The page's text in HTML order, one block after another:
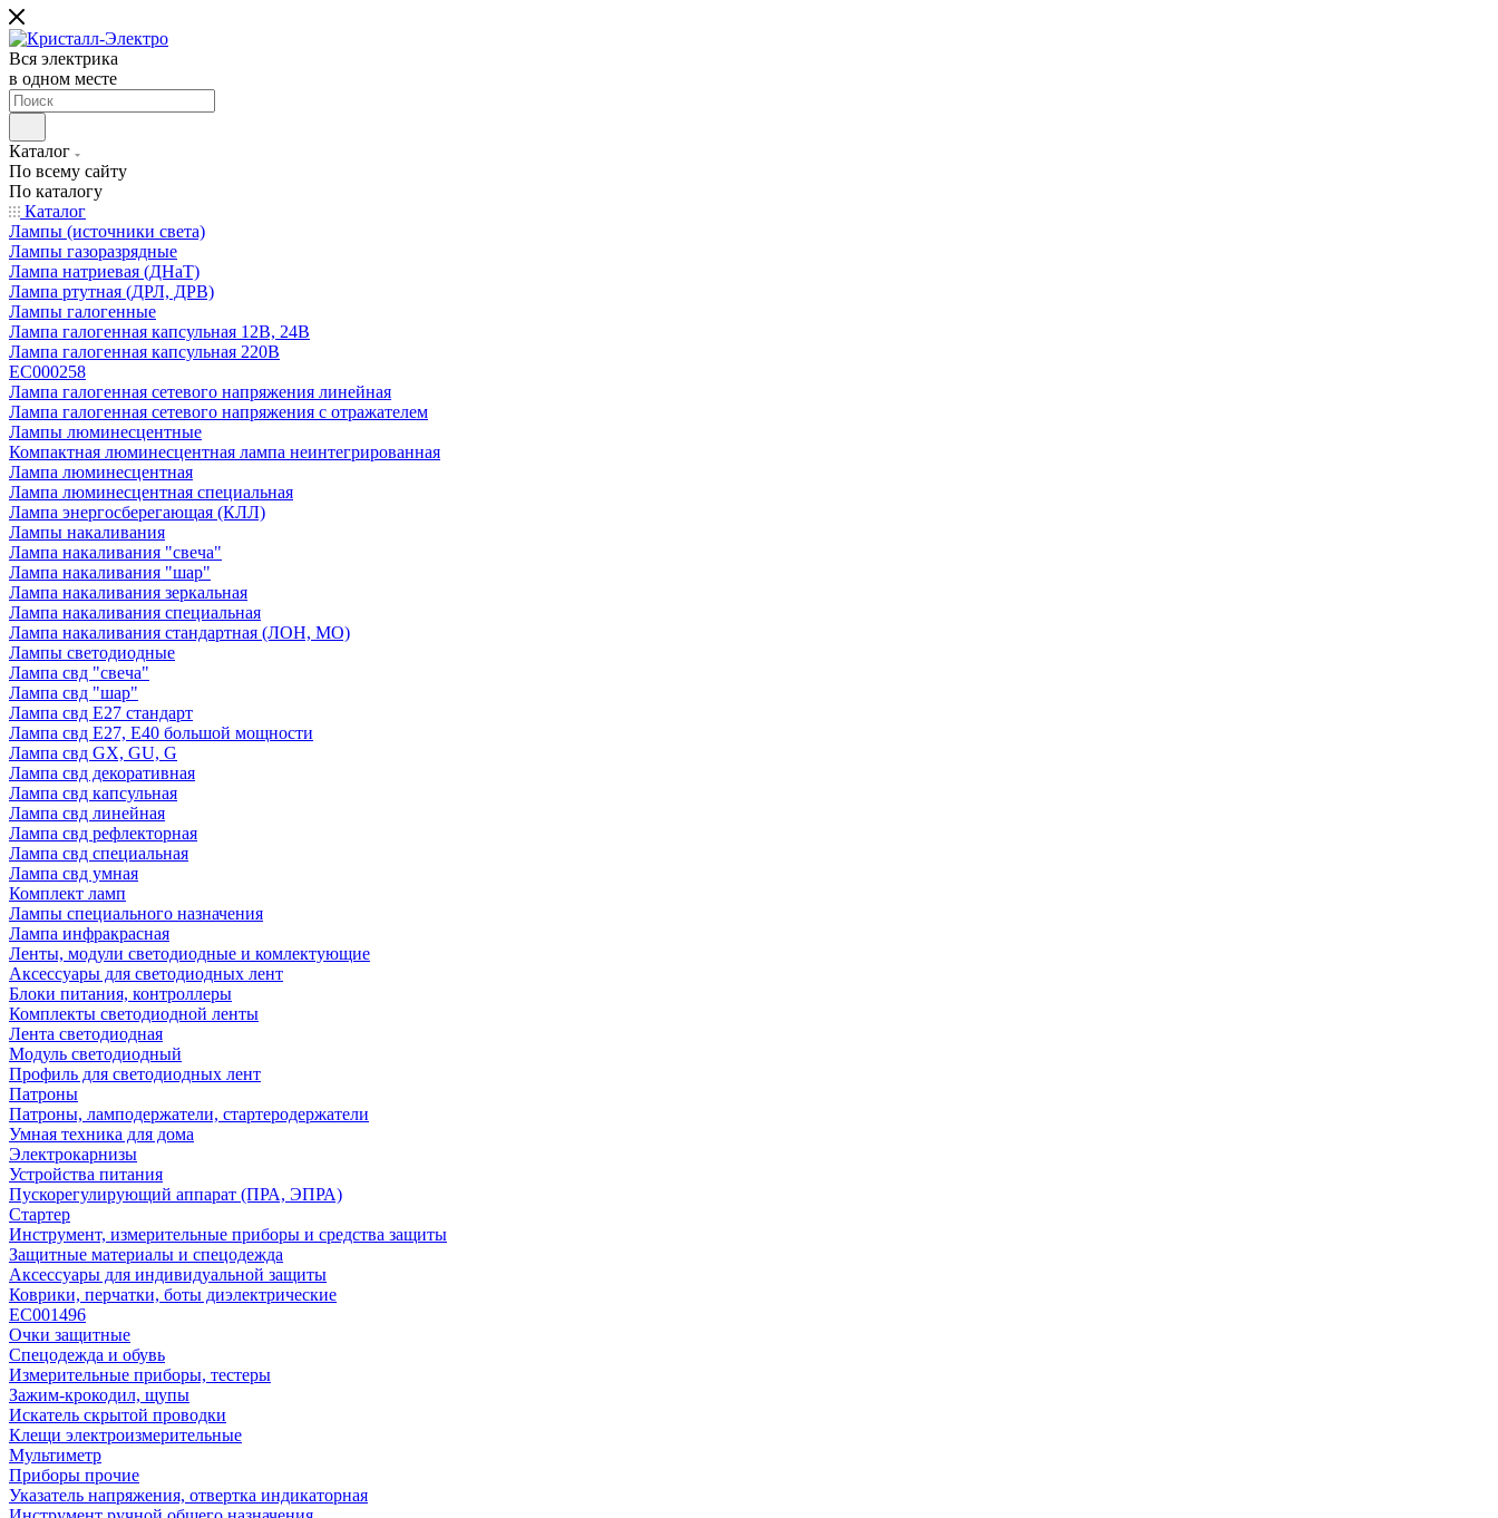
Вся электрика
в одном месте
Каталог
По всему сайту
По каталогу
Каталог
Лампы (источники света)
Лампы газоразрядные
Лампа натриевая (ДНаТ)
Лампа ртутная (ДРЛ, ДРВ)
Лампы галогенные
Лампа галогенная капсульная 12В, 24В
Лампа галогенная капсульная 220В
EC000258
Лампа галогенная сетевого напряжения линейная
Лампа галогенная сетевого напряжения с отражателем
Лампы люминесцентные
Компактная люминесцентная лампа неинтегрированная
Лампа люминесцентная
Лампа люминесцентная специальная
Лампа энергосберегающая (КЛЛ)
Лампы накаливания
Лампа накаливания "свеча"
Лампа накаливания "шар"
Лампа накаливания зеркальная
Лампа накаливания специальная
Лампа накаливания стандартная (ЛОН, МО)
Лампы светодиодные
Лампа свд "свеча"
Лампа свд "шар"
Лампа свд E27 стандарт
Лампа свд E27, Е40 большой мощности
Лампа свд GX, GU, G
Лампа свд декоративная
Лампа свд капсульная
Лампа свд линейная
Лампа свд рефлекторная
Лампа свд специальная
Лампа свд умная
Комплект ламп
Лампы специального назначения
Лампа инфракрасная
Ленты, модули светодиодные и комлектующие
Аксессуары для светодиодных лент
Блоки питания, контроллеры
Комплекты светодиодной ленты
Лента светодиодная
Модуль светодиодный
Профиль для светодиодных лент
Патроны
Патроны, ламподержатели, стартеродержатели
Умная техника для дома
Электрокарнизы
Устройства питания
Пускорегулирующий аппарат (ПРА, ЭПРА)
Стартер
Инструмент, измерительные приборы и средства защиты
Защитные материалы и спецодежда
Аксессуары для индивидуальной защиты
Коврики, перчатки, боты диэлектрические
EC001496
Очки защитные
Спецодежда и обувь
Измерительные приборы, тестеры
Зажим-крокодил, щупы
Искатель скрытой проводки
Клещи электроизмерительные
Мультиметр
Приборы прочие
Указатель напряжения, отвертка индикаторная